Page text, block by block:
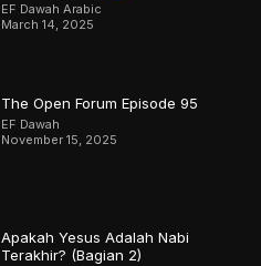
EF Dawah Arabic
March 14, 2025
The Open Forum Episode 95
EF Dawah
November 15, 2025
Apakah Yesus Adalah Nabi
Terakhir? (Bagian 2)